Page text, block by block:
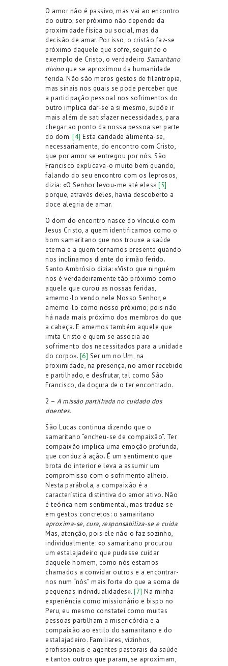
O amor não é passivo, mas vai ao encontro
do outro; ser próximo não depende da
proximidade física ou social, mas da
decisão de amar. Por isso, o cristão faz-se
próximo daquele que sofre, seguindo o
exemplo de Cristo, o verdadeiro Samaritano
divinoque se aproximou da humanidade
ferida. Não são meros gestos de filantropia,
mas sinais nos quais se pode perceber que
a participação pessoal nos sofrimentos do
outro implica dar-se a si mesmo, supõe ir
mais além de satisfazer necessidades, para
chegar ao ponto da nossa pessoa ser parte
do dom. [4] Esta caridade alimenta-se,
necessariamente, do encontro com Cristo,
que por amor se entregou por nós. São
Francisco explicava-o muito bem quando,
falando do seu encontro com os leprosos,
dizia: «O Senhor levou-me até eles» [5]
porque, através deles, havia descoberto a
doce alegria de amar.
O dom do encontro nasce do vínculo com
Jesus Cristo, a quem identificamos como o
bom samaritano que nos trouxe a saúde
eterna e a quem tornamos presente quando
nos inclinamos diante do irmão ferido.
Santo Ambrósio dizia: «Visto que ninguém
nos é verdadeiramente tão próximo como
aquele que curou as nossas feridas,
amemo-lo vendo nele Nosso Senhor, e
amemo-lo como nosso próximo; pois não
há nada mais próximo dos membros do que
a cabeça. E amemos também aquele que
imita Cristo e quem se associa ao
sofrimento dos necessitados para a unidade
do corpo». [6] Ser um no Um, na
proximidade, na presença, no amor recebido
e partilhado, e desfrutar, tal como São
Francisco, da doçura de o ter encontrado.
2 – A missão partilhada no cuidado dos
doentes.
São Lucas continua dizendo que o
samaritano “encheu-se de compaixão”. Ter
compaixão implica uma emoção profunda,
que conduz à ação. É um sentimento que
brota do interior e leva a assumir um
compromisso com o sofrimento alheio.
Nesta parábola, a compaixão é a
característica distintiva do amor ativo. Não
é teórica nem sentimental, mas traduz-se
em gestos concretos: o samaritano
aproxima-se, cura, responsabiliza-se e cuida.
Mas, atenção, pois ele não o faz sozinho,
individualmente: «o samaritano procurou
um estalajadeiro que pudesse cuidar
daquele homem, como nós estamos
chamados a convidar outros e a encontrar-
nos num “nós” mais forte do que a soma de
pequenas individualidades». [7] Na minha
experiência como missionário e bispo no
Peru, eu mesmo constatei como muitas
pessoas partilham a misericórdia e a
compaixão ao estilo do samaritano e do
estalajadeiro. Familiares, vizinhos,
profissionais e agentes pastorais da saúde
e tantos outros que param, se aproximam,